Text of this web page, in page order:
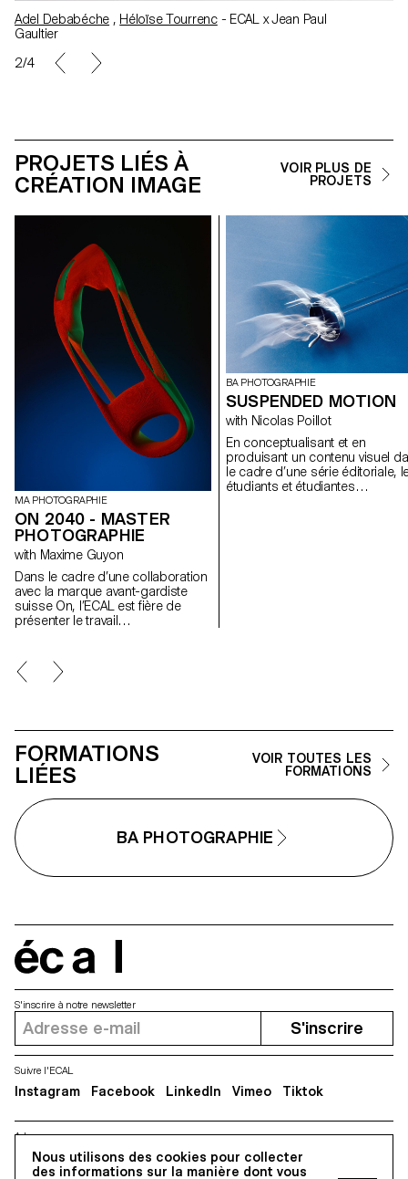
Adel Debabéche , Héloïse Tourrenc- ECAL x Jean Paul
Gaultier
2/4
PROJETS LIÉS À
CRÉATION IMAGE
VOIR PLUS DE
PROJETS
MA PHOTOGRAPHIE
ON 2040 - MASTER
PHOTOGRAPHIE
with Maxime Guyon
Dans le cadre d’une collaboration
avec la marque avant-gardiste
suisse On, l’ECAL est fière de
présenter le travail
de 2e année des Masters Design
de produit, Photographie et Type
BA PHOTOGRAPHIE
SUSPENDED MOTION
with Nicolas Poillot
En conceptualisant et en
produisant un contenu visuel
le cadre d’une série éditoriale,
étudiants et étudiantes
FORMATIONS
LIÉES
VOIR TOUTES LES
FORMATIONS
BA PHOTOGRAPHIE
Nous utilisons des cookies pour collecter
des informations sur la manière dont vous
Adresse
5, avenue du Temple, CH-1020 Renens
S'inscrire à notre newsletter
S'inscrire
Suivre l'ECAL
Instagram Facebook LinkedIn Vimeo Tiktok